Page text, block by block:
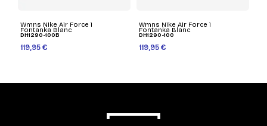
Wmns Nike Air Force 1
Fontanka Blanc
DH1290-100B
119,95 €
Wmns Nike Air Force 1
Fontanka Blanc
DH1290-100
119,95 €